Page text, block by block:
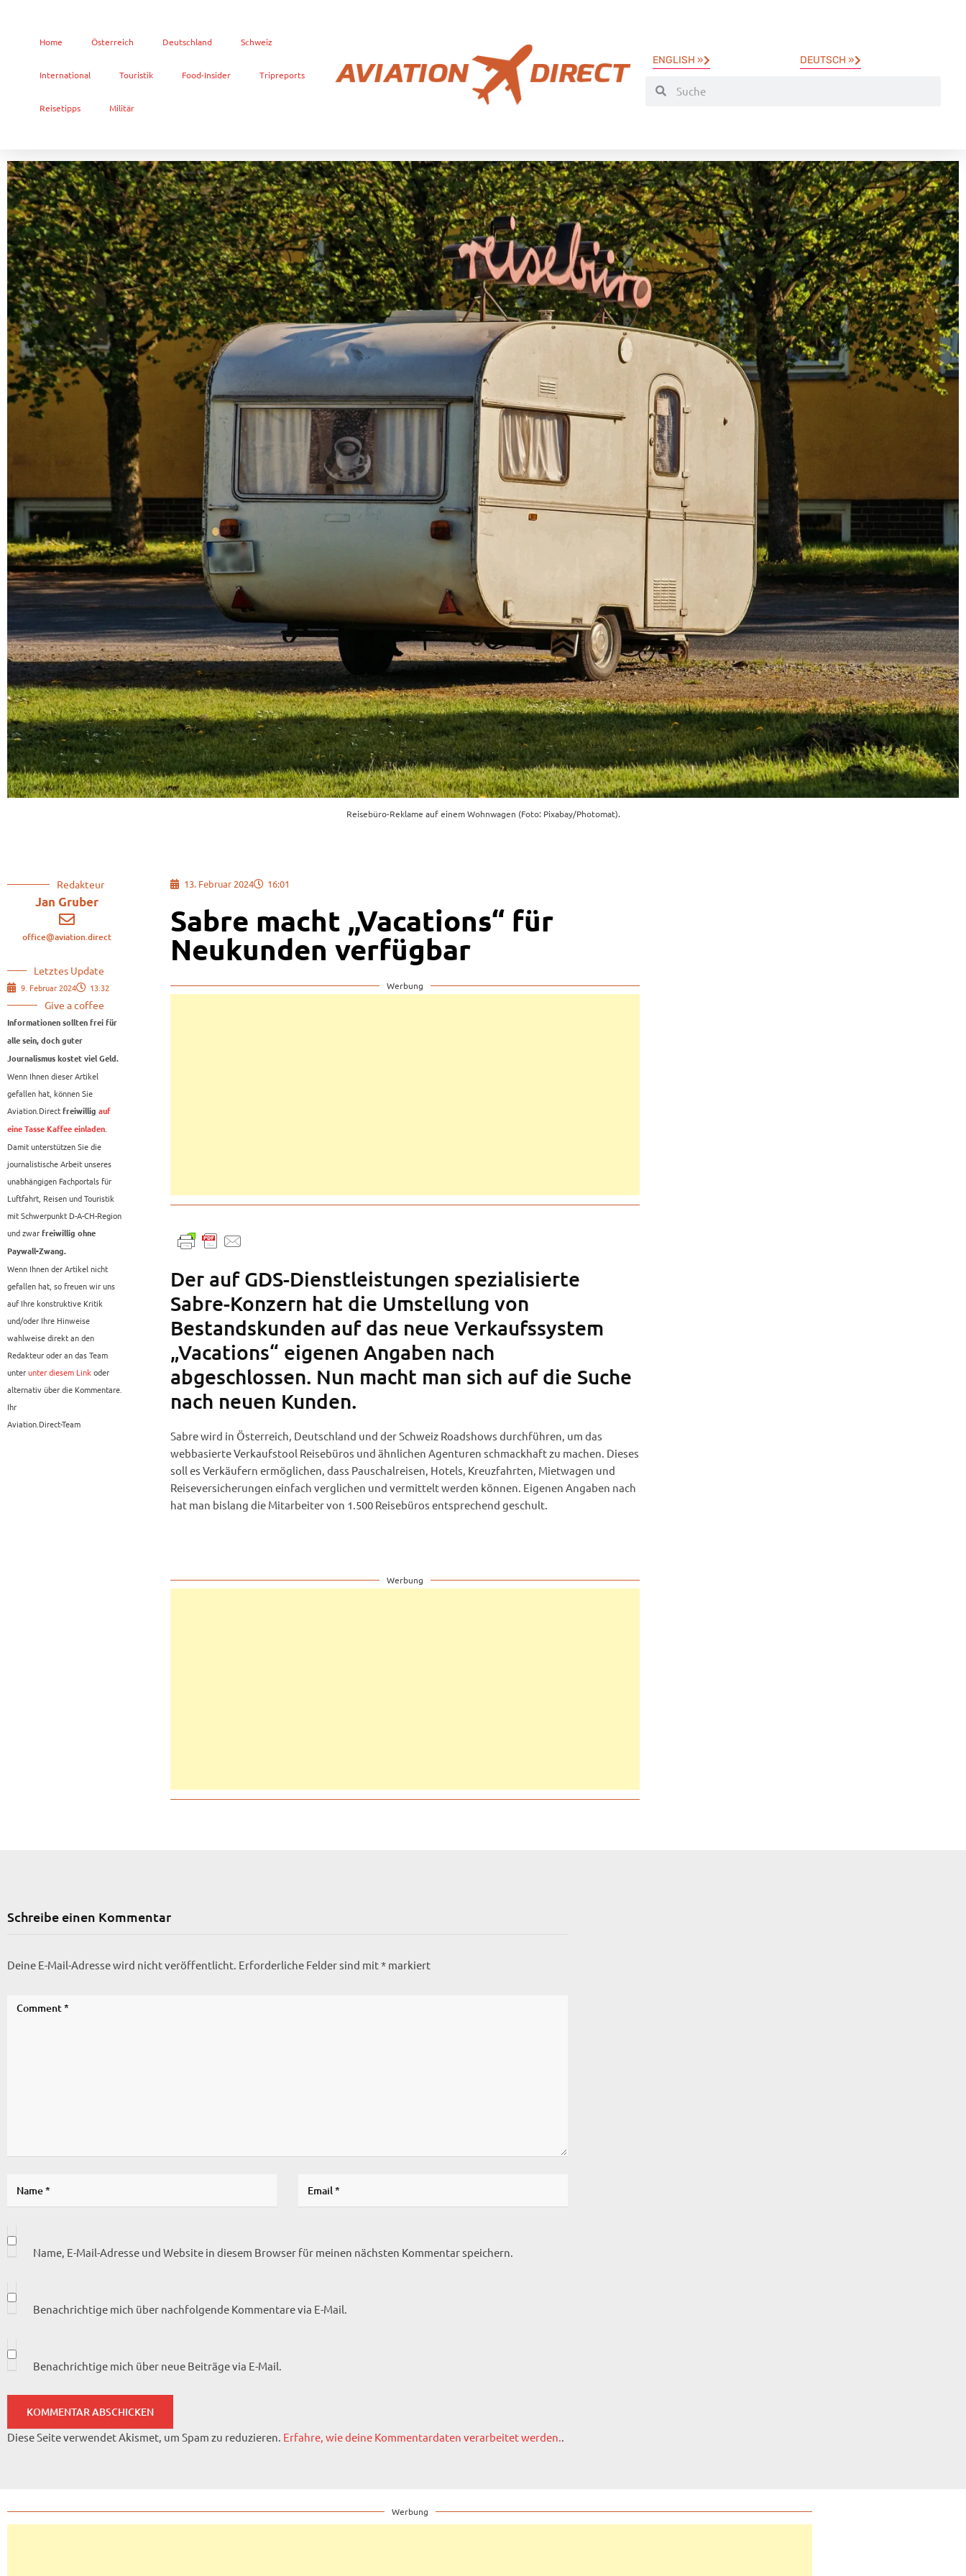
Home Österreich Deutschland Schweiz
International Touristik Food-Insider Tripreports
Reisetipps Militär
ENGLISH » DEUTSCH »
Reisebüro-Reklame auf einem Wohnwagen (Foto: Pixabay/Photomat).
Redakteur
Jan Gruber
office@aviation.direct
Letztes Update
9. Februar 2024 13:32
Give a coffee
Informationen sollten frei für
alle sein, doch guter
Journalismus kostet viel Geld.
Wenn Ihnen dieser Artikel
gefallen hat, können Sie
Aviation.Direct freiwillig auf
eine Tasse Kaffee einladen.
Damit unterstützen Sie die
journalistische Arbeit unseres
unabhängigen Fachportals für
Luftfahrt, Reisen und Touristik
mit Schwerpunkt D-A-CH-Region
und zwar freiwillig ohne
Paywall-Zwang.
Wenn Ihnen der Artikel nicht
gefallen hat, so freuen wir uns
auf Ihre konstruktive Kritik
und/oder Ihre Hinweise
wahlweise direkt an den
Redakteur oder an das Team
unterunter diesem Linkoder
alternativ über die Kommentare.
Ihr
Aviation.Direct-Team
13. Februar 2024 16:01
Sabre macht „Vacations“ für
Neukunden verfügbar
Werbung
Der auf GDS-Dienstleistungen spezialisierte
Sabre-Konzern hat die Umstellung von
Bestandskunden auf das neue Verkaufssystem
„Vacations“ eigenen Angaben nach
abgeschlossen. Nun macht man sich auf die Suche
nach neuen Kunden.
Sabre wird in Österreich, Deutschland und der Schweiz Roadshows durchführen, um das
webbasierte Verkaufstool Reisebüros und ähnlichen Agenturen schmackhaft zu machen. Dieses
soll es Verkäufern ermöglichen, dass Pauschalreisen, Hotels, Kreuzfahrten, Mietwagen und
Reiseversicherungen einfach verglichen und vermittelt werden können. Eigenen Angaben nach
hat man bislang die Mitarbeiter von 1.500 Reisebüros entsprechend geschult.
Werbung
Schreibe einen Kommentar
Deine E-Mail-Adresse wird nicht veröffentlicht. Erforderliche Felder sind mit* markiert
Name, E-Mail-Adresse und Website in diesem Browser für meinen nächsten Kommentar speichern.
Benachrichtige mich über nachfolgende Kommentare via E-Mail.
Benachrichtige mich über neue Beiträge via E-Mail.
Diese Seite verwendet Akismet, um Spam zu reduzieren. Erfahre, wie deine Kommentardaten verarbeitet werden..
Werbung